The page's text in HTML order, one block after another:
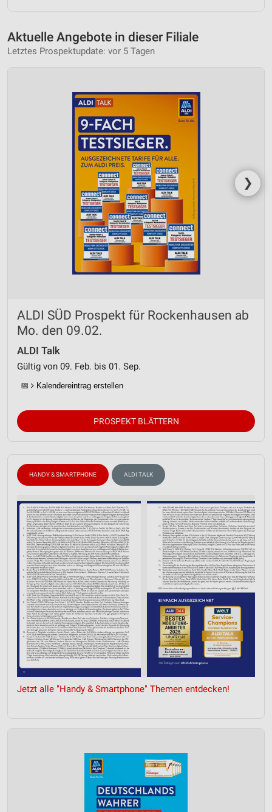
Aktuelle Angebote in dieser Filiale
Letztes Prospektupdate: vor 5 Tagen
❯
ALDI SÜD Prospekt für Rockenhausen ab
Mo. den 09.02.
ALDI Talk
Gültig von 09. Feb. bis 01. Sep.
📅 Kalendereintrag erstellen
PROSPEKT BLÄTTERN
HANDY & SMARTPHONE ALDI TALK
Jetzt alle "Handy & Smartphone" Themen entdecken!